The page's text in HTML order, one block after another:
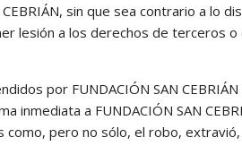
sin que sea contrario a lo
lesión a los derechos de terceros
por FUNDACIÓN SAN
a FUNDACIÓN SAN
pero no sólo, el robo,